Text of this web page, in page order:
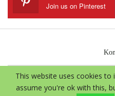
Join us on Pinterest
© 2026 - Aloe Vera
This website uses cookies to
assume you're ok with this,